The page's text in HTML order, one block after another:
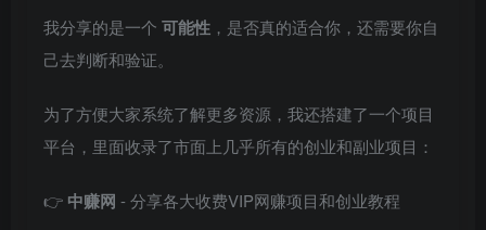
我分享的是一个 可能性 ，是否真的适合你，还需要你自
己去判断和验证。
为了方便大家系统了解更多资源，我还搭建了一个项目
平台，里面收录了市面上几乎所有的创业和副业项目：
👉 中赚网 - 分享各大收费VIP网赚项目和创业教程